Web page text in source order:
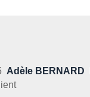
Adèle BERNARD